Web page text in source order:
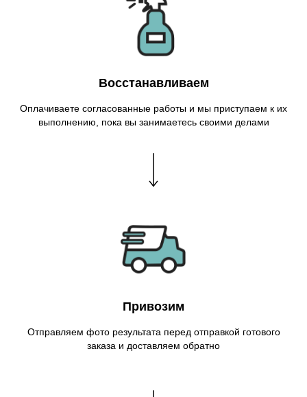
Восстанавливаем
Оплачиваете согласованные работы и мы приступаем к их
выполнению, пока вы занимаетесь своими делами
Привозим
Отправляем фото результата перед отправкой готового
заказа и доставляем обратно